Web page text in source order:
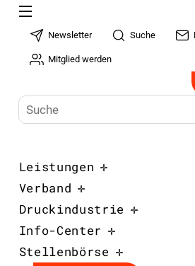
Newsletter Suche
Mitglied werden
Leistungen
Verband
Druckindustrie
Info-Center
Stellenbörse